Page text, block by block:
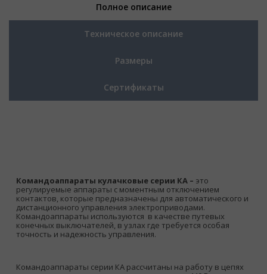
Полное описание
Техническое описание
Размеры
Сертификаты
Командоаппараты кулачковые серии КА – это
регулируемые аппараты с моментным отключением
контактов, которые предназначены для автоматического и
дистанционного управления электроприводами.
Командоаппараты используются в качестве путевых
конечных выключателей, в узлах где требуется особая
точность и надежность управления.
Командоаппараты серии КА рассчитаны на работу в цепях